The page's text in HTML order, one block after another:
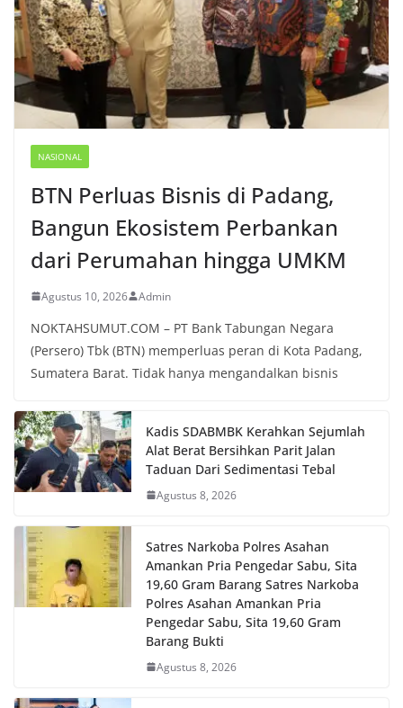
NASIONAL
BTN Perluas Bisnis di Padang,
Bangun Ekosistem Perbankan
dari Perumahan hingga UMKM
Agustus 10, 2026 Admin
NOKTAHSUMUT.COM – PT Bank Tabungan Negara
(Persero) Tbk (BTN) memperluas peran di Kota Padang,
Sumatera Barat. Tidak hanya mengandalkan bisnis
Kadis SDABMBK Kerahkan Sejumlah
Alat Berat Bersihkan Parit Jalan
Taduan Dari Sedimentasi Tebal
Agustus 8, 2026
Satres Narkoba Polres Asahan
Amankan Pria Pengedar Sabu, Sita
19,60 Gram Barang Satres Narkoba
Polres Asahan Amankan Pria
Pengedar Sabu, Sita 19,60 Gram
Barang Bukti
Agustus 8, 2026